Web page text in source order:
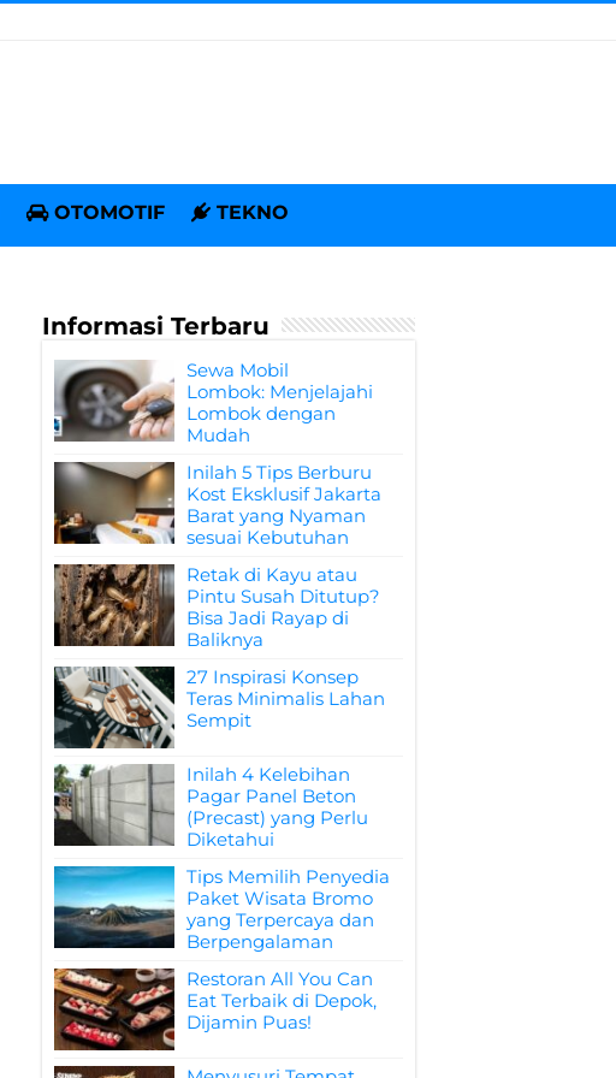
OTOMOTIF TEKNO
Informasi Terbaru
Sewa Mobil
Lombok: Menjelajahi
Lombok dengan
Mudah
Inilah 5 Tips Berburu
Kost Eksklusif Jakarta
Barat yang Nyaman
sesuai Kebutuhan
Retak di Kayu atau
Pintu Susah Ditutup?
Bisa Jadi Rayap di
Baliknya
27 Inspirasi Konsep
Teras Minimalis Lahan
Sempit
Inilah 4 Kelebihan
Pagar Panel Beton
(Precast) yang Perlu
Diketahui
Tips Memilih Penyedia
Paket Wisata Bromo
yang Terpercaya dan
Berpengalaman
Restoran All You Can
Eat Terbaik di Depok,
Dijamin Puas!